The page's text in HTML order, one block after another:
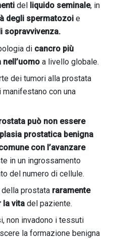
del liquido seminale, in
degli spermatozoi e
sopravvivenza.
di cancro più
a livello globale.
dei tumori alla prostata
con una
può non essere
prostatica benigna
con l’avanzare
in un ingrossamento
del numero di cellule.
prostata raramente
la vita del paziente.
non invadono i tessuti
la formazione benigna